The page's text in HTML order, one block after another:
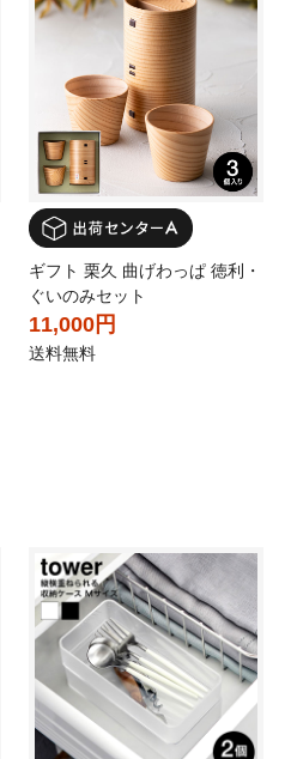
ギフト 栗久 曲げわっぱ 徳利・
ぐいのみセット
11,000円
送料無料